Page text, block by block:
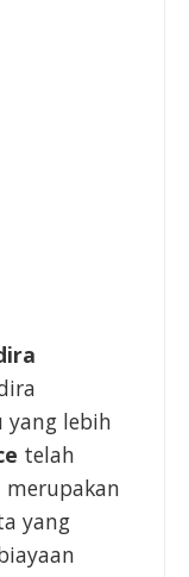
yang lebih
telah
yang